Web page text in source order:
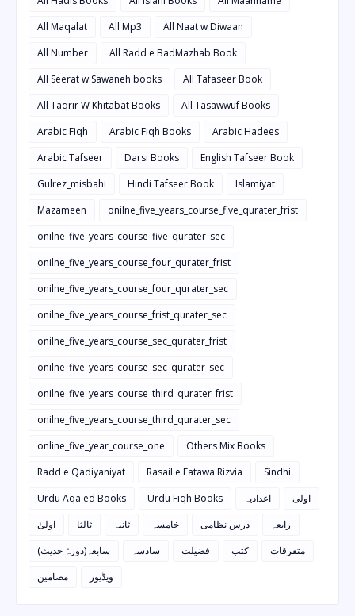
All Maqalat
All Mp3
All Naat w Diwaan
All Number
All Radd e BadMazhab Book
All Seerat w Sawaneh books
All Tafaseer Book
All Taqrir W Khitabat Books
All Tasawwuf Books
Arabic Fiqh
Arabic Fiqh Books
Arabic Hadees
Arabic Tafseer
Darsi Books
English Tafseer Book
Gulrez_misbahi
Hindi Tafseer Book
Islamiyat
Mazameen
onilne_five_years_course_five_qurater_frist
onilne_five_years_course_five_qurater_sec
onilne_five_years_course_four_qurater_frist
onilne_five_years_course_four_qurater_sec
onilne_five_years_course_frist_qurater_sec
onilne_five_years_course_sec_qurater_frist
onilne_five_years_course_sec_qurater_sec
onilne_five_years_course_third_qurater_frist
onilne_five_years_course_third_qurater_sec
online_five_year_course_one
Others Mix Books
Radd e Qadiyaniyat
Rasail e Fatawa Rizvia
Sindhi
Urdu Aqa'ed Books
Urdu Fiqh Books اعدادیہ
اولی
اولیٰ
ثالثا ثانیہ خامسہ درس نظامی
رابعہ
سابعہ(دورہٌ حدیث)
سادسہ فضیلت کتب
متفرقات
مضامین
ویڈیوز